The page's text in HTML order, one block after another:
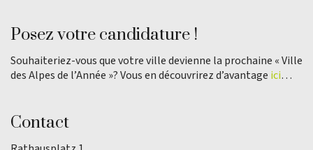
Posez votre candidature !
Souhaiteriez-vous que votre ville devienne la prochaine « Ville
des Alpes de l’Année »? Vous en découvrirez d’avantage ici…
Contact